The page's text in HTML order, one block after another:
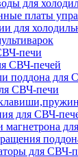
для
платы
для
печи
СВЧ-печей
поддона для
СВЧ-печи
для СВЧ-
магнетрона
для СВЧ-